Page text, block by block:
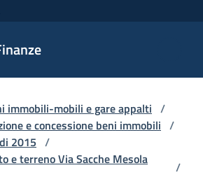
immobili-mobili e gare appalti /
e concessione beni immobili /
2015 /
e terreno Via Sacche Mesola
/